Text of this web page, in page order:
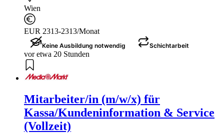
Wien
EUR 2313-2313/Monat
Keine Ausbildung notwendig Schichtarbeit
vor etwa 20 Stunden
Mitarbeiter/in (m/w/x) für
Kassa/Kundeninformation & Service
(Vollzeit)